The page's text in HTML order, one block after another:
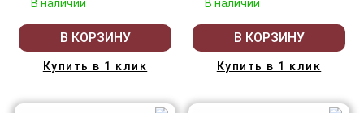
В наличии
В КОРЗИНУ
Купить в 1 клик
В наличии
В КОРЗИНУ
Купить в 1 клик